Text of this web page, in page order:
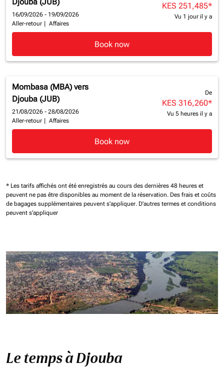
Djouba (JUB)
16/09/2026 - 19/09/2026
Aller-retour
Affaires
KES 251,485*
Vu 1 jour il y a
Book now
Mombasa (MBA) vers
Djouba (JUB)
21/08/2026 - 28/08/2026
Aller-retour
Affaires
De
KES 316,260*
Vu 5 heures il y a
Book now
* Les tarifs affichés ont été enregistrés au cours des dernières 48 heures et
peuvent ne pas être disponibles au moment de la réservation. Des frais et coûts
de bagages supplémentaires peuvent s'appliquer. D'autres termes et conditions
peuvent s'appliquer
Le temps à Djouba